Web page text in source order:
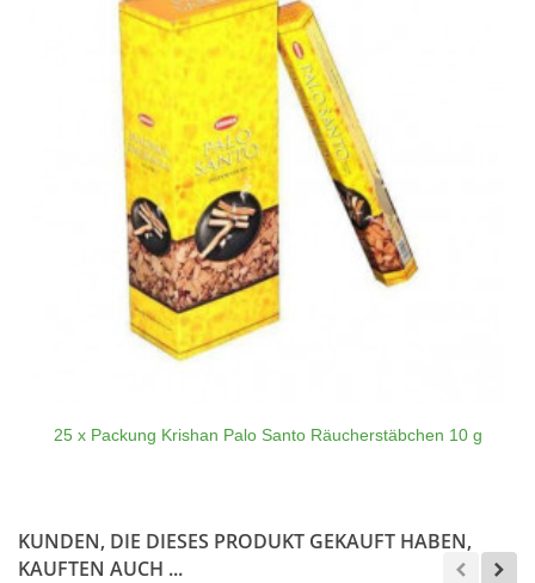
25 x Packung Krishan Palo Santo Räucherstäbchen 10 g
KUNDEN, DIE DIESES PRODUKT GEKAUFT HABEN,
KAUFTEN AUCH ...